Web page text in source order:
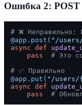
Ошибка 2: POST
# ❌ Неправильно:
@app.post( "/
async def
pass
# Это
# ✅ Правильно
@app.put( "/users/
async def
pass
#